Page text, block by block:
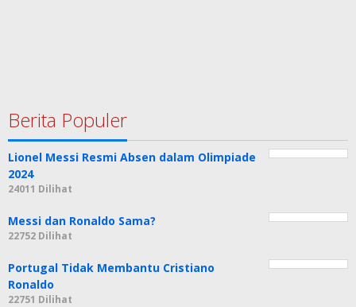
Berita Populer
Lionel Messi Resmi Absen dalam Olimpiade
2024
24011 Dilihat
Messi dan Ronaldo Sama?
22752 Dilihat
Portugal Tidak Membantu Cristiano
Ronaldo
22751 Dilihat